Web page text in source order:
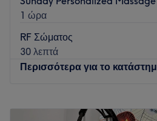
1 ώρα
RF Σώματος
30 λεπτά
Περισσότερα για το